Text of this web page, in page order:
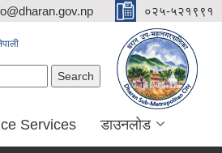
०२५-५२१९९१
Services डाउनलोड